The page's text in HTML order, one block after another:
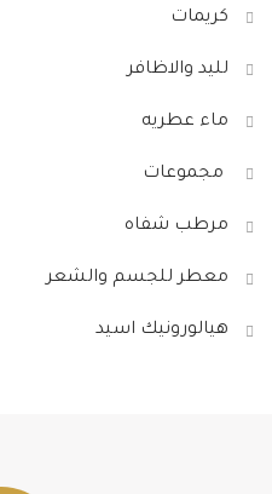
كريمات
لليد والاظافر
ماء عطريه
مجموعات
مرطب شفاه
معطر للجسم والشعر
هيالورونيك اسيد